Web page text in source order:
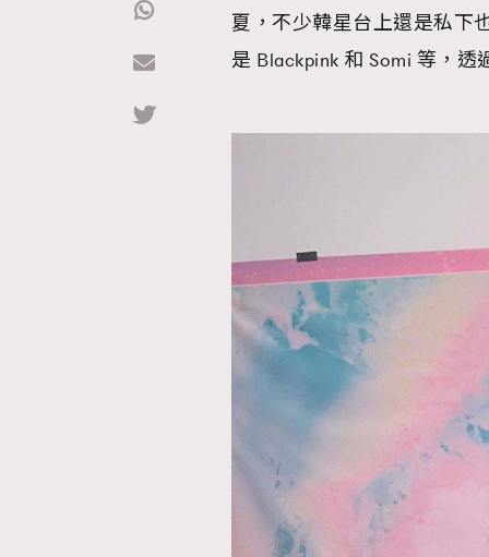
Paris
Hommes
夏，不少韓星台上還是私下
是 Blackpink 和 Somi 等，